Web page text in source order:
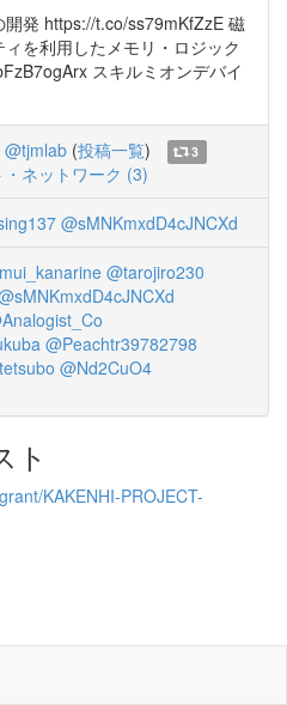
発 https://t.co/ss79mKfZzE 磁
を利用したメモリ・ロジック
スキルミオンデバイ
@tjmlab (投稿一覧)
3
・ネットワーク (3)
@sMNKmxdD4cJNCXd
@tarojiro230
@Peachtr39782798
@Nd2CuO4
ト
KAKENHI-PROJECT-